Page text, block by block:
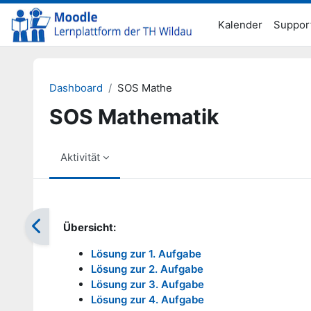
Zum Hauptinhalt
Kalender
Dashboard SOS Mathe
SOS Mathematik
Aktivität
Übersicht:
Lösung zur 1. Aufgabe
Lösung zur 2. Aufgabe
Lösung zur 3. Aufgabe
Lösung zur 4. Aufgabe